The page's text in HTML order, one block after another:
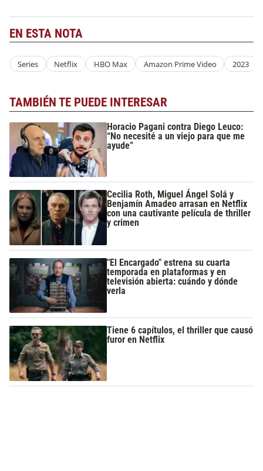
EN ESTA NOTA
Series Netflix HBO Max Amazon Prime Video 2023
TAMBIÉN TE PUEDE INTERESAR
Horacio Pagani contra Diego Leuco:
“No necesité a un viejo para que me
ayude”
Cecilia Roth, Miguel Ángel Solá y
Benjamín Amadeo arrasan en Netflix
con una cautivante película de thriller
y crimen
"El Encargado" estrena su cuarta
temporada en plataformas y en
televisión abierta: cuándo y dónde
verla
Tiene 6 capítulos, el thriller que causó
furor en Netflix